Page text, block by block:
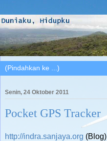
Senin, 24 Oktober 2011
Pocket GPS Tracker
http://indra.sanjaya.org (Blog)